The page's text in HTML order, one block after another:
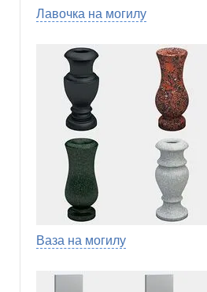
Лавочка на могилу
Ваза на могилу